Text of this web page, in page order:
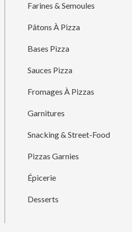
Farines & Semoules
Pâtons À Pizza
Bases Pizza
Sauces Pizza
Fromages À Pizzas
Garnitures
Snacking & Street-Food
Pizzas Garnies
Épicerie
Desserts